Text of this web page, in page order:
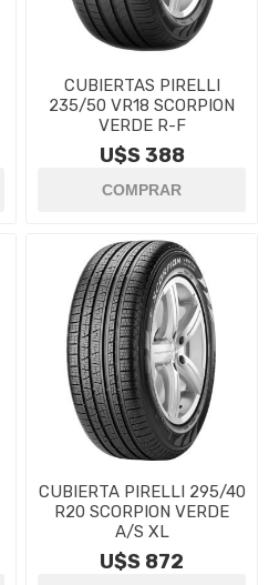
CUBIERTAS PIRELLI
235/50 VR18 SCORPION
VERDE R-F
U$S 388
CUBIERTA PIRELLI 295/40
R20 SCORPION VERDE
A/S XL
U$S 872